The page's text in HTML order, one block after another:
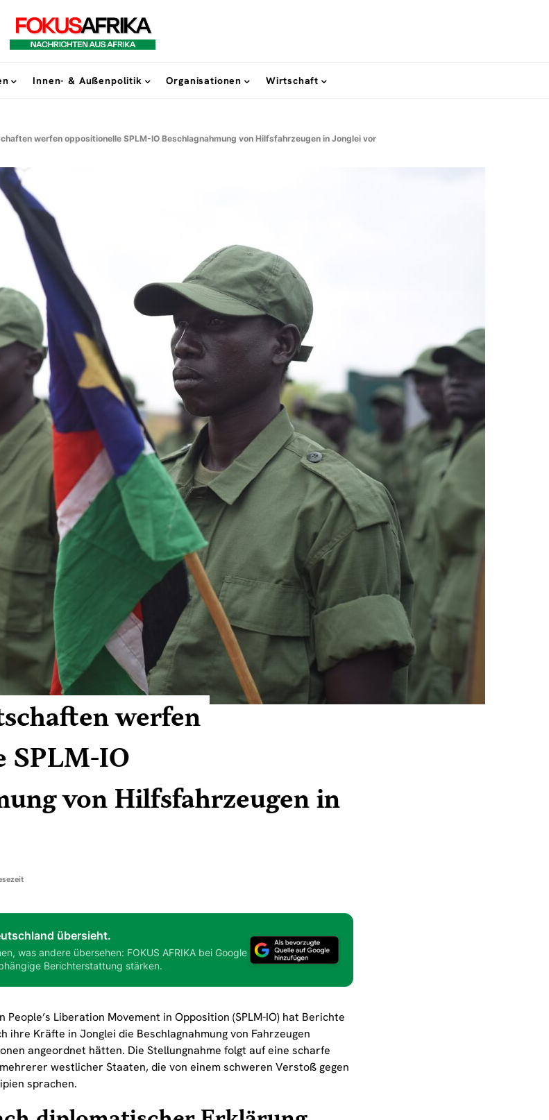
Innen- & Außenpolitik Organisationen Wirtschaft
werfen oppositionelle SPLM-IO Beschlagnahmung von Hilfsfahrzeugen in Jonglei vor
werfen
SPLM-IO
von Hilfsfahrzeugen in
übersieht.
was andere übersehen: FOKUS AFRIKA bei Google
Berichterstattung stärken.
People’s Liberation Movement in Opposition (SPLM-IO) hat Berichte
ihre Kräfte in Jonglei die Beschlagnahmung von Fahrzeugen
angeordnet hätten. Die Stellungnahme folgt auf eine scharfe
westlicher Staaten, die von einem schweren Verstoß gegen
sprachen.